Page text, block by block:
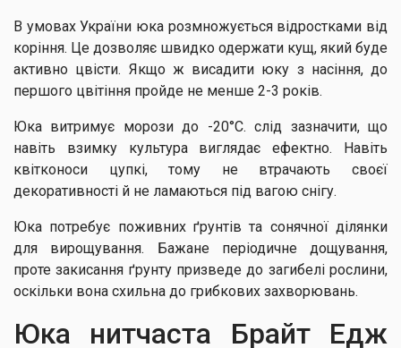
В умовах України юка розмножується відростками від
коріння. Це дозволяє швидко одержати кущ, який буде
активно цвісти. Якщо ж висадити юку з насіння, до
першого цвітіння пройде не менше 2-3 років.
Юка витримує морози до -20°С. слід зазначити, що
навіть взимку культура виглядає ефектно. Навіть
квітконоси цупкі, тому не втрачають своєї
декоративності й не ламаються під вагою снігу.
Юка потребує поживних ґрунтів та сонячної ділянки
для вирощування. Бажане періодичне дощування,
проте закисання ґрунту призведе до загибелі рослини,
оскільки вона схильна до грибкових захворювань.
Юка нитчаста Брайт Едж